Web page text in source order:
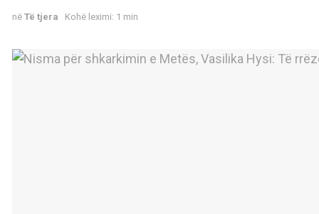
në Të tjera Kohë leximi: 1 min